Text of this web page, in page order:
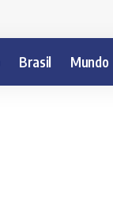
Brasil Mundo